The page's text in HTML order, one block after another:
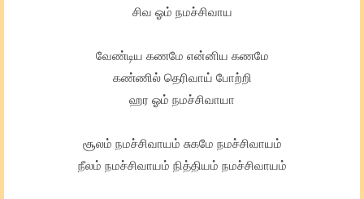
சிவ ஓம் நமச்சிவாய
வேண்டிய கணமே என்னிய கணமே
கண்ணில் தெரிவாய் போற்றி
ஹர ஓம் நமச்சிவாயா
சூலம் நமச்சிவாயம் சுகமே நமச்சிவாயம்
நீலம் நமச்சிவாயம் நித்தியம் நமச்சிவாயம்